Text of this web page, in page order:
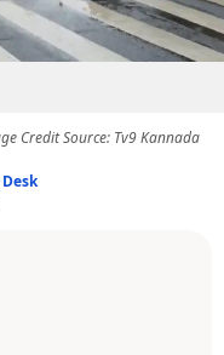
Credit Source: Tv9 Kannada